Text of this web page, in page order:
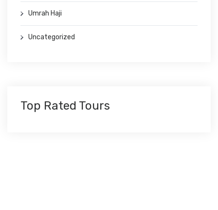
Umrah Haji
Uncategorized
Top Rated Tours